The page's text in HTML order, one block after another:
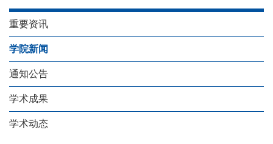
重要资讯
学院新闻
通知公告
学术成果
学术动态